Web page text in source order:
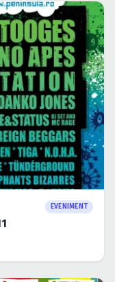
EVENIMENT